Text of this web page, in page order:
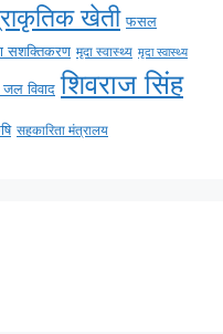
खेती फसल
सशक्तिकरण मृदा स्वास्थ्य मृदा स्वास्थ्य
विवाद शिवराज सिंह
सहकारिता मंत्रालय